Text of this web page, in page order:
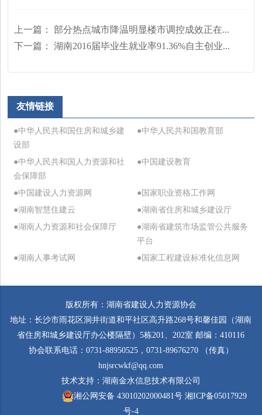
上一篇：
部分热点城市降温明显楼市调控成效正在...
下一篇：
湖南2016届毕业生就业率91.36%自主创业...
友情链接
●中华人民共和国住房和城乡建
设部
●中华人民共和国教育部
●中华人民共和国人力资源和社
会保障部
●中国建设教育
●中国建设人力资源网
●国家职业资格工作网
●湖南智慧住建云
●湖南省住房和城乡建设厅
●湖南人力资源和社会保障厅
●湖南省建筑市场监管公共服务
平台
●湖南人事考试网
●国家工程建设标准化信息网
版权所有：湖南省建设人力资源协会
地址：长沙市雨花区洞井街道和平社区高升路268号和馨佳园（湖南
省住房和城乡建设厅办公楼隔壁）5栋201、202室 邮编：410116
协会联系电话：0731-88950525，0731-89676270 （传真）
hnjsrcwkf@qq.com
技术支持： 湖南金水信息技术有限公司
湘公网安备 43010202000481号 湘ICP备05017929
号-4